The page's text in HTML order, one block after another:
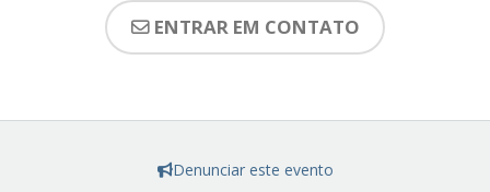
ENTRAR EM CONTATO
Denunciar este evento